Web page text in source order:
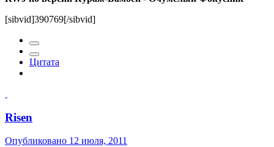
[sibvid]390769[/sibvid]
Цитата
Risen
Опубликовано 12 июля, 2011